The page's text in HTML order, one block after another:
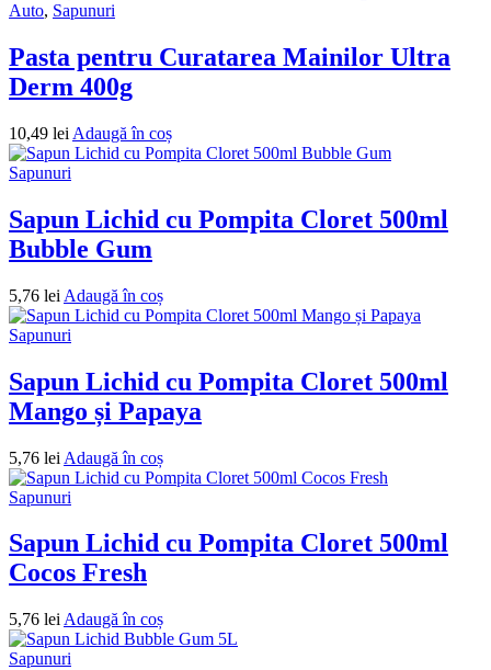
Auto, Sapunuri
Pasta pentru Curatarea Mainilor Ultra
Derm 400g
10,49 lei Adaugă în coș
Sapunuri
Sapun Lichid cu Pompita Cloret 500ml
Bubble Gum
5,76 lei Adaugă în coș
Sapunuri
Sapun Lichid cu Pompita Cloret 500ml
Mango și Papaya
5,76 lei Adaugă în coș
Sapunuri
Sapun Lichid cu Pompita Cloret 500ml
Cocos Fresh
5,76 lei Adaugă în coș
Sapunuri